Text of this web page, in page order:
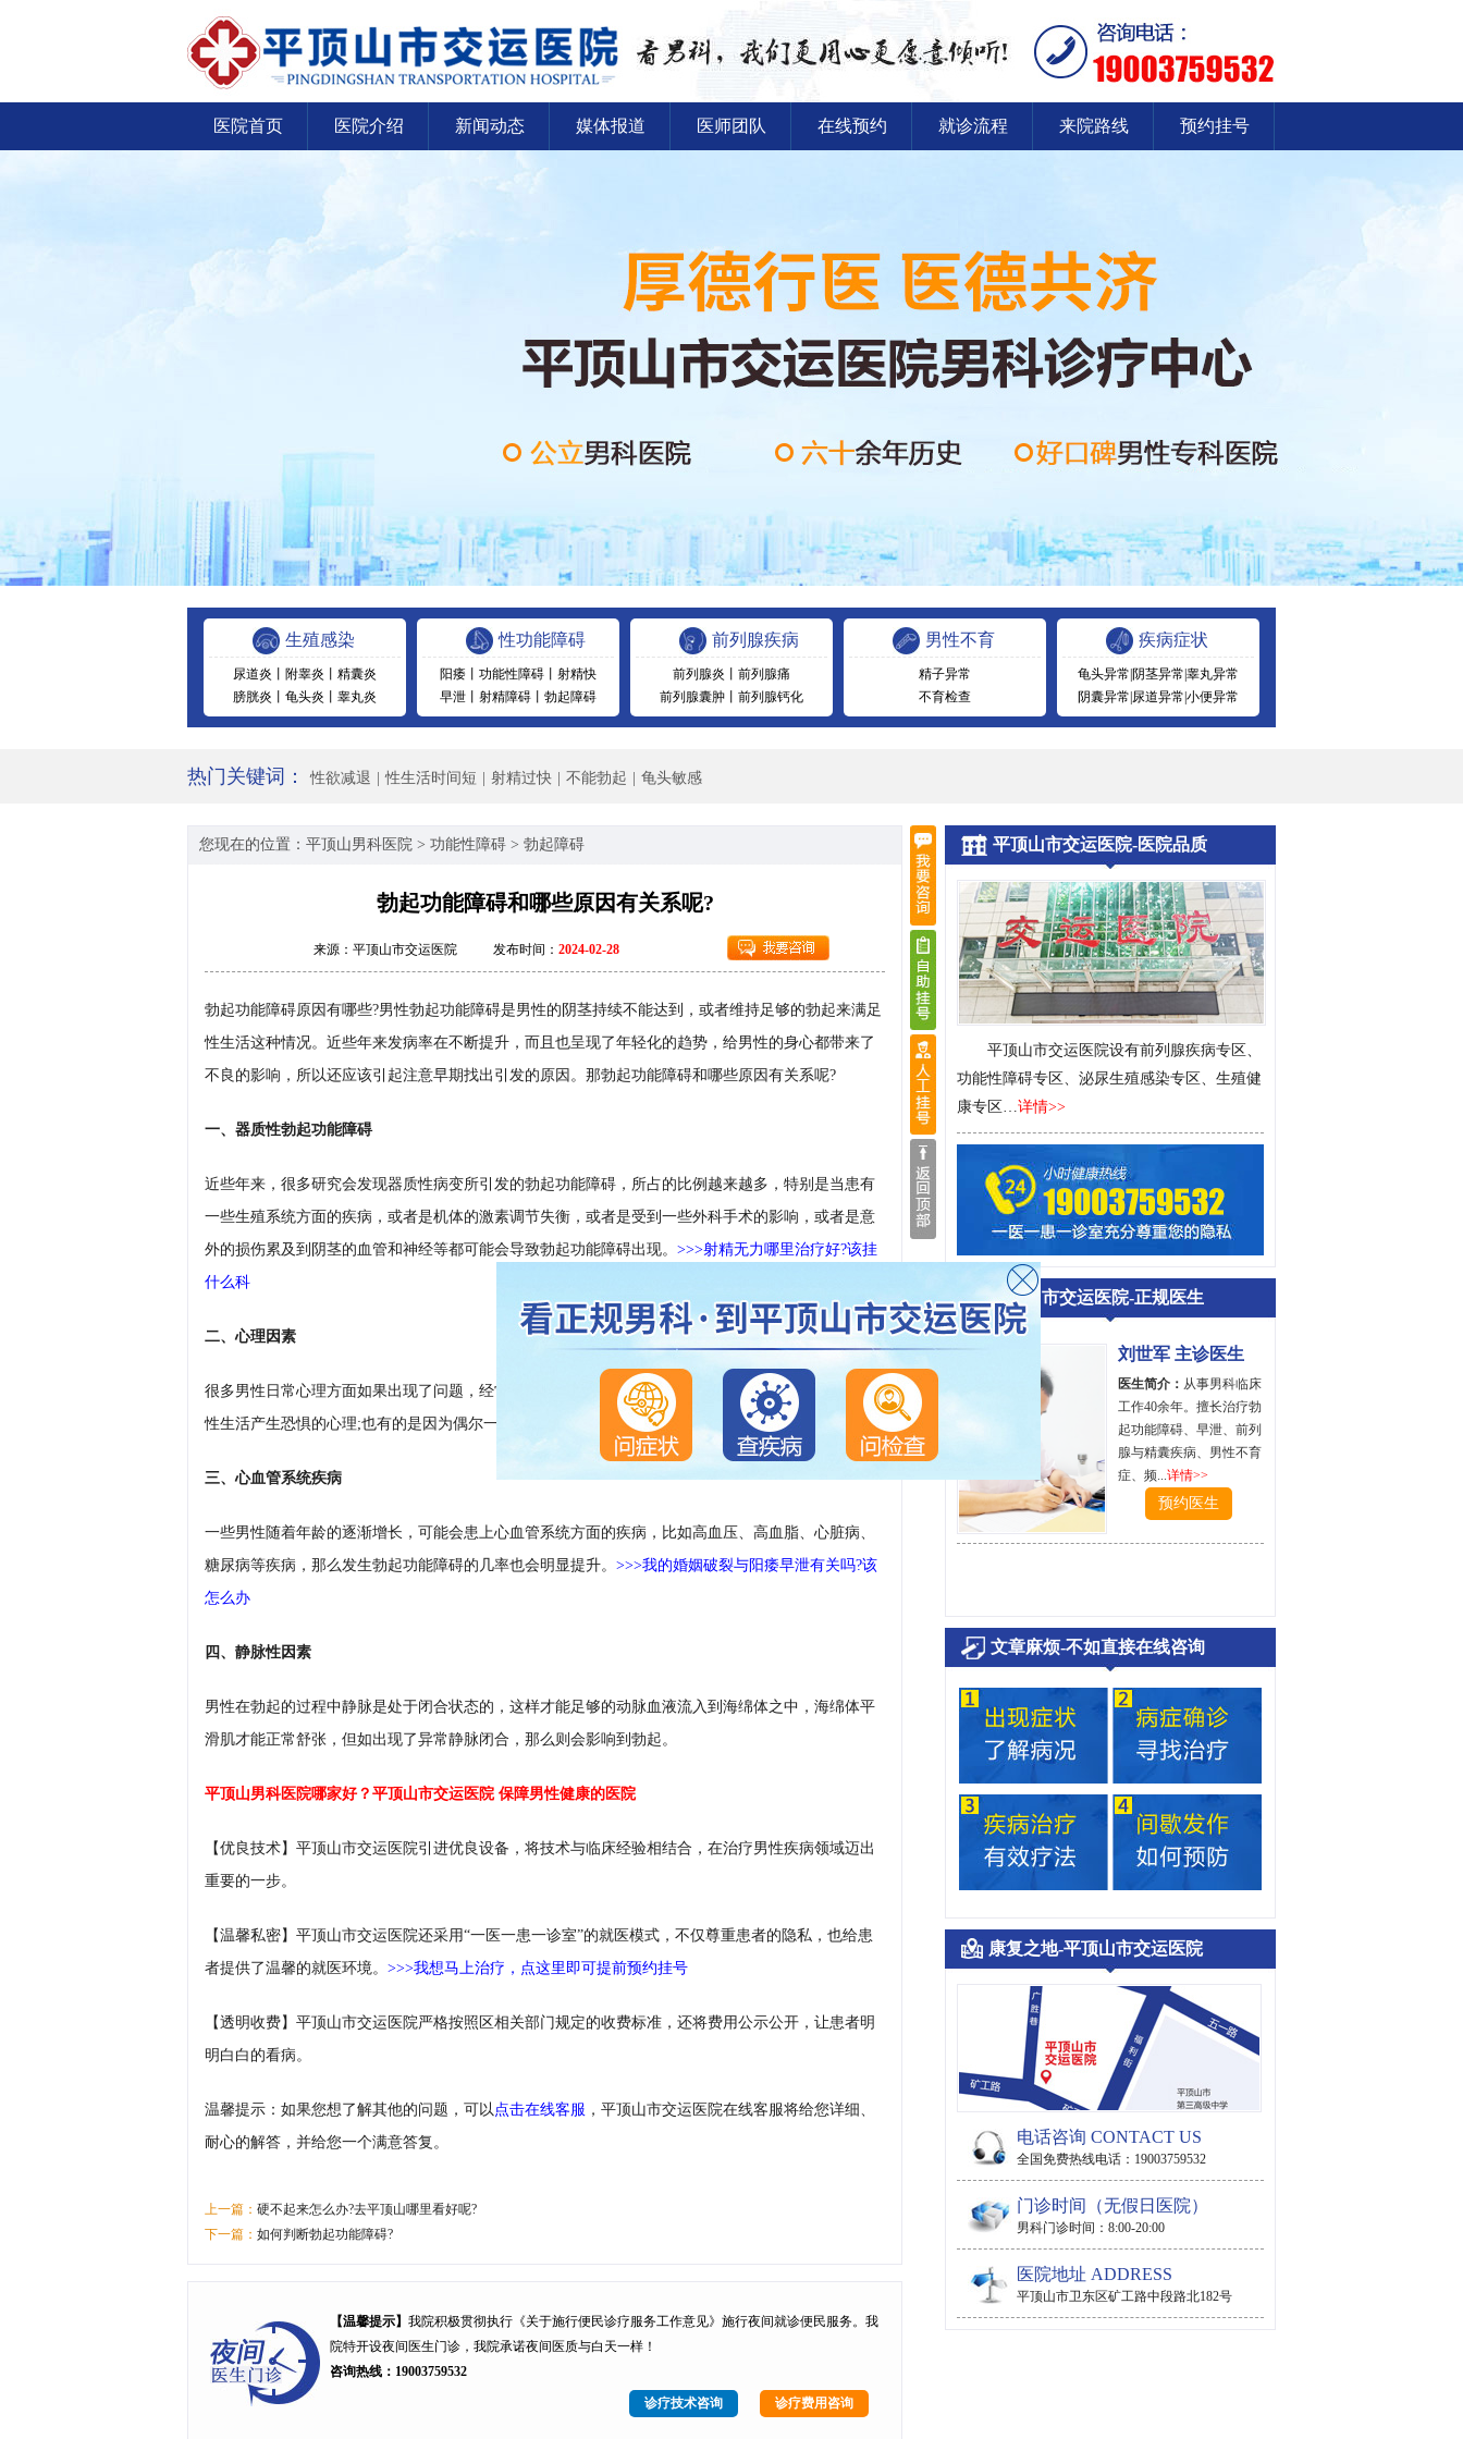
医院首页 医院介绍 新闻动态 媒体报道 医师团队 在线预约 就诊流程 来院路线 预约挂号
生殖感染
尿道炎 附睾炎
精囊炎
膀胱炎
龟头炎 睾丸炎
性功能障碍
阳痿 功能性障碍
射精快
早泄
射精障碍 勃起障碍
前列腺疾病
前列腺炎
前列腺痛
前列腺囊肿
前列腺钙化
男性不育
精子异常
不育检查
疾病症状
龟头异常 阴茎异常 睾丸异常
阴囊异常 尿道异常 小便异常
热门关键词： 性欲减退 性生活时间短 射精过快 不能勃起 龟头敏感
您现在的位置： 平顶山男科医院 > 功能性障碍 > 勃起障碍
勃起功能障碍和哪些原因有关系呢?
来源： 平顶山市交运医院 发布时间： 2024-02-28
勃起功能障碍原因有哪些?男性勃起功能障碍是男性的阴茎持续不能达到，或者维持足够的勃起来满足
性生活这种情况。近些年来发病率在不断提升，而且也呈现了年轻化的趋势，给男性的身心都带来了
不良的影响，所以还应该引起注意早期找出引发的原因。那勃起功能障碍和哪些原因有关系呢?
一、器质性勃起功能障碍
近些年来，很多研究会发现器质性病变所引发的勃起功能障碍，所占的比例越来越多，特别是当患有
一些生殖系统方面的疾病，或者是机体的激素调节失衡，或者是受到一些外科手术的影响，或者是意
外的损伤累及到阴茎的血管和神经等都可能会导致勃起功能障碍出现。 >>>射精无力哪里治疗好?该挂
什么科
二、心理因素
很多男性日常心理方面如果出现了问题，经常处于紧张、焦虑、愤怒等不良的情绪状态下，可能会对
性生活产生恐惧的心理;也有的是因为偶尔一两次失败之后，所引发的勃起功能障碍。
三、心血管系统疾病
一些男性随着年龄的逐渐增长，可能会患上心血管系统方面的疾病，比如高血压、高血脂、心脏病、
糖尿病等疾病，那么发生勃起功能障碍的几率也会明显提升。 >>>我的婚姻破裂与阳痿早泄有关吗?该
怎么办
四、静脉性因素
男性在勃起的过程中静脉是处于闭合状态的，这样才能足够的动脉血液流入到海绵体之中，海绵体平
滑肌才能正常舒张，但如出现了异常静脉闭合，那么则会影响到勃起。
平顶山男科医院哪家好？ 平顶山市交运医院 保障男性健康的医院
【优良技术】平顶山市交运医院引进优良设备，将技术与临床经验相结合，在治疗男性疾病领域迈出
重要的一步。
【温馨私密】平顶山市交运医院还采用“一医一患一诊室”的就医模式，不仅尊重患者的隐私，也给患
者提供了温馨的就医环境。 >>>我想马上治疗，点这里即可提前预约挂号
【透明收费】平顶山市交运医院严格按照区相关部门规定的收费标准，还将费用公示公开，让患者明
明白白的看病。
温馨提示：如果您想了解其他的问题，可以点击在线客服 ，平顶山市交运医院在线客服将给您详细、
耐心的解答，并给您一个满意答复。
上一篇： 硬不起来怎么办?去平顶山哪里看好呢?
下一篇： 如何判断勃起功能障碍?
【温馨提示】 我院积极贯彻执行 《关于施行便民诊疗服务工作意见》 施行夜间就诊便民服务。我
院特开设夜间医生门诊 ，我院承诺夜间医质与白天一样！
咨询热线：19003759532
诊疗费用咨询
诊疗技术咨询
平顶山市交运医院-医院品质
平顶山市交运医院设有前列腺疾病专区、
功能性障碍专区、泌尿生殖感染专区、生殖健
康专区…详情>>
平顶山市交运医院-正规医生
刘世军 主诊医生
医生简介： 从事男科临床
工作40余年。擅长治疗勃
起功能障碍、早泄、前列
腺与精囊疾病、男性不育
症、频...详情>>
预约医生
文章麻烦-不如直接在线咨询
康复之地-平顶山市交运医院
电话咨询 CONTACT US
全国免费热线电话：19003759532
门诊时间（无假日医院）
男科门诊时间：8:00-20:00
医院地址 ADDRESS
平顶山市卫东区矿工路中段路北182号